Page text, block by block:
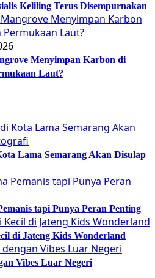
Keliling Terus Disempurnakan
Menyimpan Karbon di
Laut?
Lama Semarang Akan Disulap
tapi Punya Peran Penting
di Jateng Kids Wonderland
Vibes Luar Negeri